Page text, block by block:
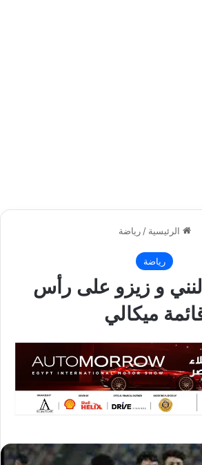
الرئيسية / رياضة
رياضة
و زيزو على رأس
ميكالي